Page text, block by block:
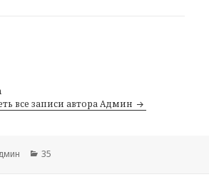
все записи автора Админ
Рубрики
35